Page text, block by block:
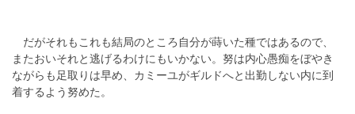
だがそれもこれも結局のところ自分が蒔いた種ではあるので、
またおいそれと逃げるわけにもいかない。努は内心愚痴をぼやき
ながらも足取りは早め、カミーユがギルドへと出勤しない内に到
着するよう努めた。